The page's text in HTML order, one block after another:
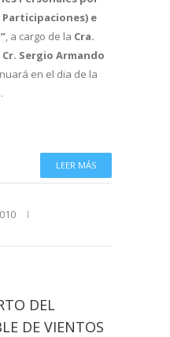
e
, a cargo de la Cra.
Cr. Sergio Armando
en el dia de la
LEER MÁS
DEL
DE VIENTOS